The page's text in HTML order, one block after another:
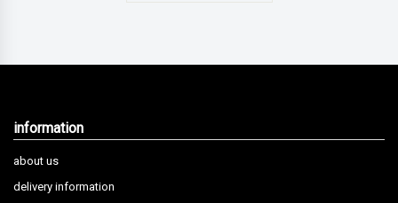
information
about us
delivery information